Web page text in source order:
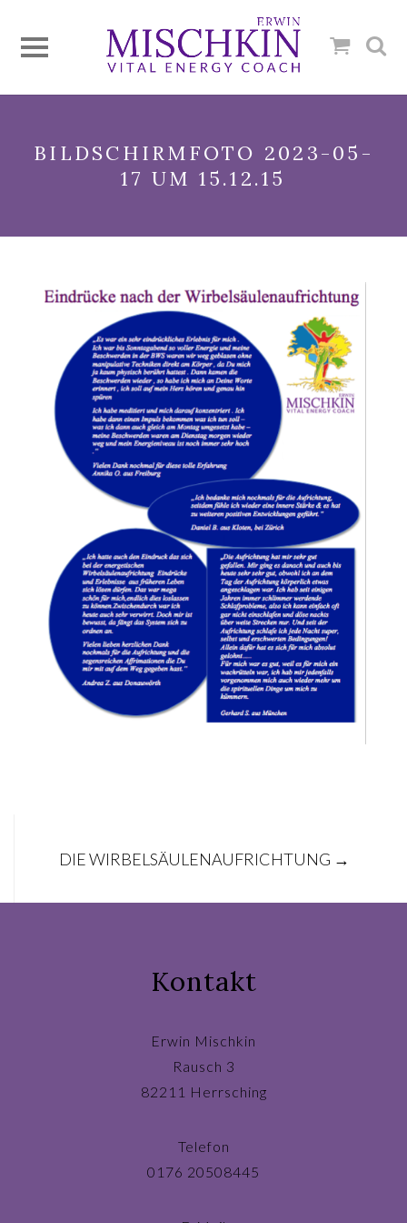
BILDSCHIRMFOTO 2023-05-
17 UM 15.12.15
navigation
DIE WIRBELSÄULENAUFRICHTUNG →
Kontakt
Erwin Mischkin
Rausch 3
82211 Herrsching
Telefon
0176 20508445